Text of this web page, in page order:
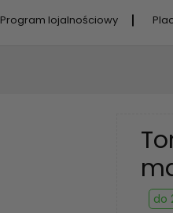
Program lojalnościowy
do